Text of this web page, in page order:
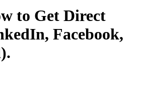
to Get Direct
Facebook,